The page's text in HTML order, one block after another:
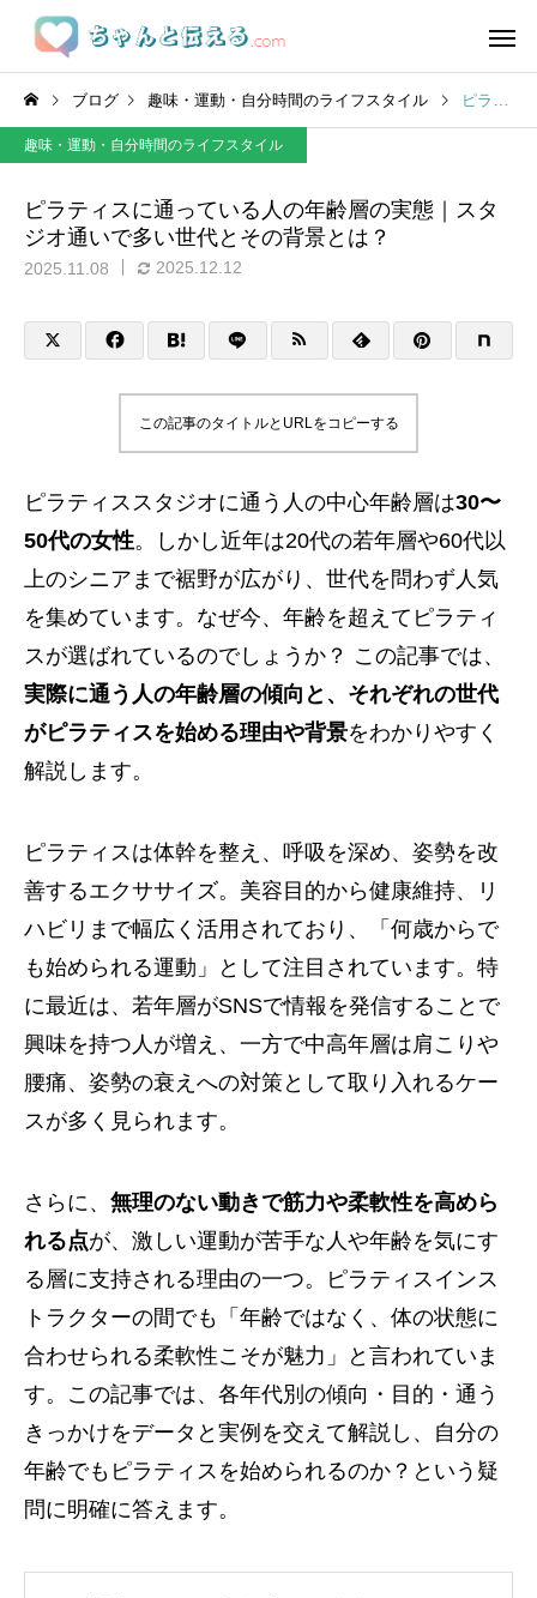
ブログ 趣味・運動・自分時間のライフスタイル ピラティスに通っている人の年齢層の実態｜スタジオ通いで多い世代とその背景とは？
趣味・運動・自分時間のライフスタイル
ピラティスに通っている人の年齢層の実態｜スタ
ジオ通いで多い世代とその背景とは？
2025.11.08 2025.12.12
この記事のタイトルとURLをコピーする
ピラティススタジオに通う人の中心年齢層は30〜
50代の女性。しかし近年は20代の若年層や60代以
上のシニアまで裾野が広がり、世代を問わず人気
を集めています。なぜ今、年齢を超えてピラティ
スが選ばれているのでしょうか？ この記事では、
実際に通う人の年齢層の傾向と、それぞれの世代
がピラティスを始める理由や背景をわかりやすく
解説します。
ピラティスは体幹を整え、呼吸を深め、姿勢を改
善するエクササイズ。美容目的から健康維持、リ
ハビリまで幅広く活用されており、「何歳からで
も始められる運動」として注目されています。特
に最近は、若年層がSNSで情報を発信することで
興味を持つ人が増え、一方で中高年層は肩こりや
腰痛、姿勢の衰えへの対策として取り入れるケー
スが多く見られます。
さらに、 無理のない動きで筋力や柔軟性を高めら
れる点が、激しい運動が苦手な人や年齢を気にす
る層に支持される理由の一つ。ピラティスインス
トラクターの間でも「年齢ではなく、体の状態に
合わせられる柔軟性こそが魅力」と言われていま
す。この記事では、各年代別の傾向・目的・通う
きっかけをデータと実例を交えて解説し、自分の
年齢でもピラティスを始められるのか？という疑
問に明確に答えます。